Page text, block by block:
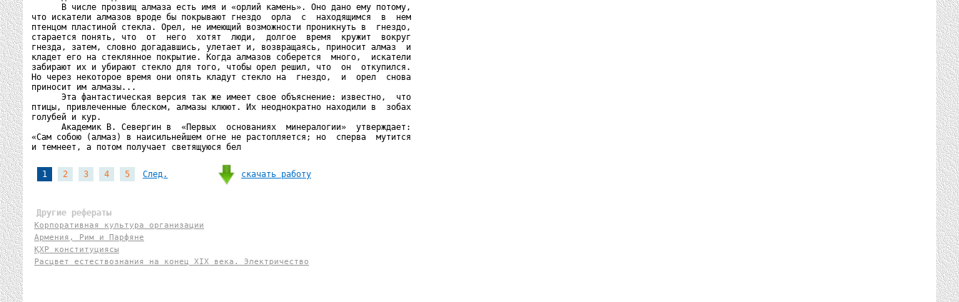
      В числе прозвищ алмаза есть имя и «орлий камень». Оно дано ему потому,
что искатели алмазов вроде бы покрывают гнездо  орла  с  находящимся  в  нем
птенцом пластиной стекла. Орел, не имеющий возможности проникнуть в  гнездо,
старается понять, что  от  него  хотят  люди,  долгое  время  кружит  вокруг
гнезда, затем, словно догадавшись, улетает и, возвращаясь, приносит алмаз  и
кладет его на стеклянное покрытие. Когда алмазов соберется  много,  искатели
забирают их и убирают стекло для того, чтобы орел решил, что  он  откупился.
Но через некоторое время они опять кладут стекло на  гнездо,  и  орел  снова
приносит им алмазы...
      Эта фантастическая версия так же имеет свое объяснение: известно,  что
птицы, привлеченные блеском, алмазы клюют. Их неоднократно находили в  зобах
голубей и кур.
      Академик В. Севергин в  «Первых  основаниях  минералогии»  утверждает:
«Сам собою (алмаз) в наисильнейшем огне не растопляется; но  сперва  мутится
и темнеет, а потом получает светящуюся бел
1 2 3 4 5 След. скачать работу
Другие рефераты
Корпоративная культура организации
Армения, Рим и Парфяне
ҚХР конституциясы
Расцвет естествознания на конец XIX века. Электричество